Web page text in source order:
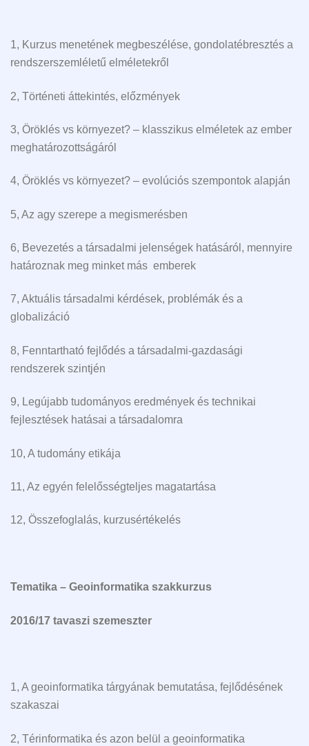
1, Kurzus menetének megbeszélése, gondolatébresztés a
rendszerszemléletű elméletekről
2, Történeti áttekintés, előzmények
3, Öröklés vs környezet? – klasszikus elméletek az ember
meghatározottságáról
4, Öröklés vs környezet? – evolúciós szempontok alapján
5, Az agy szerepe a megismerésben
6, Bevezetés a társadalmi jelenségek hatásáról, mennyire
határoznak meg minket más emberek
7, Aktuális társadalmi kérdések, problémák és a
globalizáció
8, Fenntartható fejlődés a társadalmi-gazdasági
rendszerek szintjén
9, Legújabb tudományos eredmények és technikai
fejlesztések hatásai a társadalomra
10, A tudomány etikája
11, Az egyén felelősségteljes magatartása
12, Összefoglalás, kurzusértékelés
Tematika – Geoinformatika szakkurzus
2016/17 tavaszi szemeszter
1, A geoinformatika tárgyának bemutatása, fejlődésének
szakaszai
2, Térinformatika és azon belül a geoinformatika